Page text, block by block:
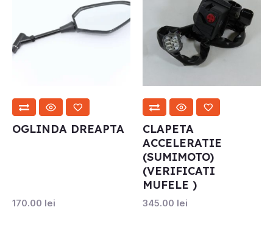
OGLINDA DREAPTA
170.00 lei
CLAPETA
ACCELERATIE
(SUMIMOTO)
(VERIFICATI
MUFELE )
345.00 lei